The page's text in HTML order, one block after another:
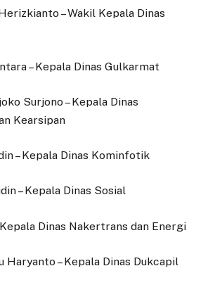
– Wakil Kepala Dinas
– Kepala Dinas Gulkarmat
Surjono – Kepala Dinas
Kearsipan
– Kepala Dinas Kominfotik
– Kepala Dinas Sosial
Dinas Nakertrans dan Energi
Haryanto – Kepala Dinas Dukcapil